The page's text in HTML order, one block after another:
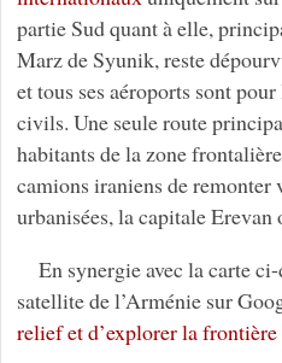
partie Sud quant à elle,
Marz de Syunik, reste
et tous ses aéroports sont
civils. Une seule route
habitants de la zone
camions iraniens de remonter
urbanisées, la capitale Erevan
En synergie avec la carte
satellite de l’Arménie sur
relief et d’explorer la